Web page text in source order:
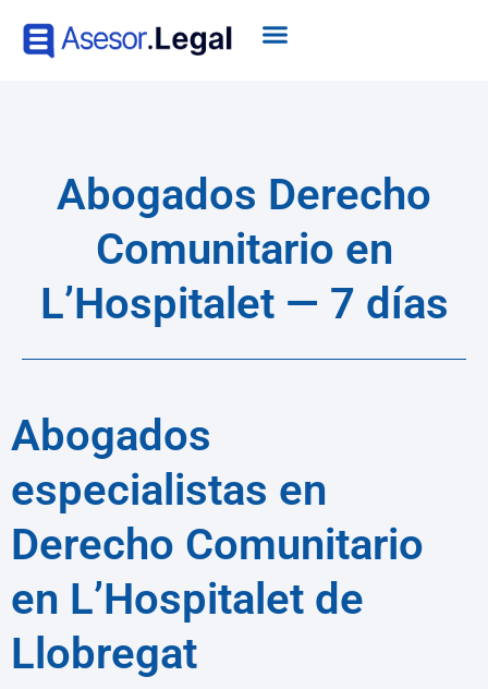
Abogados Derecho
Comunitario en
L’Hospitalet — 7 días
Abogados
especialistas en
Derecho Comunitario
en L’Hospitalet de
Llobregat